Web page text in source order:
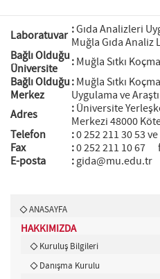
Laboratuvar :Gıda Analizleri
Muğla Gıda Analiz
Bağlı Olduğu
Üniversite
:Muğla Sıtkı
Bağlı Olduğu
Merkez
:Muğla Sıtkı
Uygulama ve
Adres
:Üniversite
Merkezi 48000
Telefon
:0 252 211 30 53
Fax
:0 252 211 10 67
E-posta
:gida@mu.edu.tr
ANASAYFA
HAKKIMIZDA
Kuruluş Bilgileri
Danışma Kurulu